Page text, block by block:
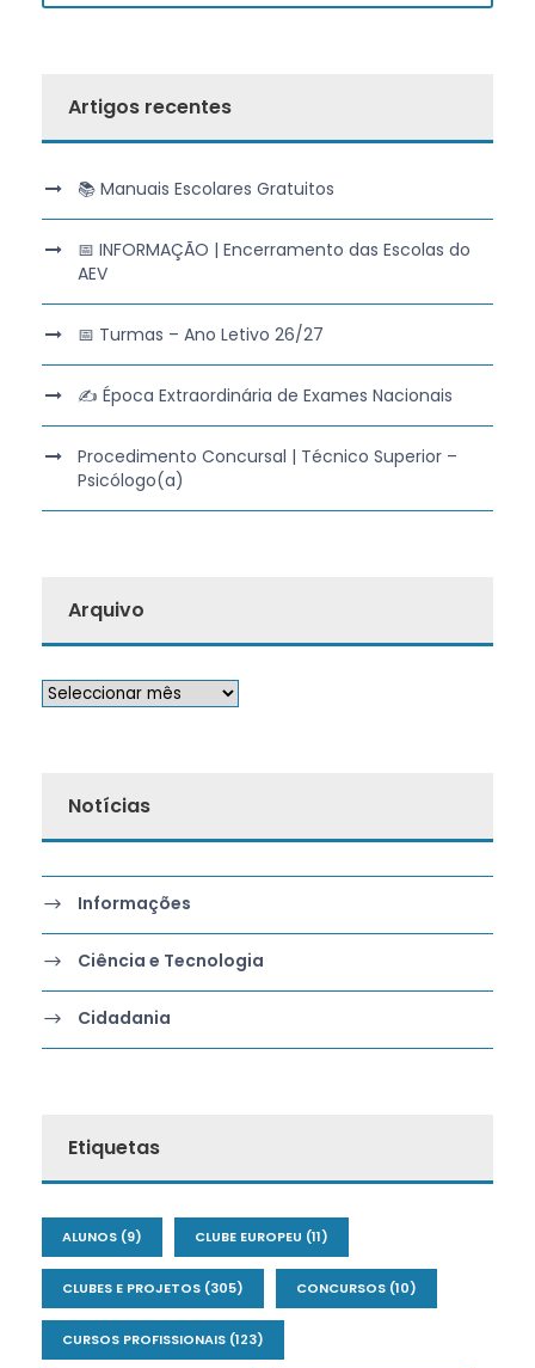
Artigos recentes
📚 Manuais Escolares Gratuitos
📅 INFORMAÇÃO | Encerramento das Escolas do
AEV
📅 Turmas – Ano Letivo 26/27
✍️ Época Extraordinária de Exames Nacionais
Procedimento Concursal | Técnico Superior –
Psicólogo(a)
Arquivo
Notícias
Informações
Ciência e Tecnologia
Cidadania
Etiquetas
ALUNOS (9) CLUBE EUROPEU (11)
CLUBES E PROJETOS (305) CONCURSOS (10)
CURSOS PROFISSIONAIS (123)